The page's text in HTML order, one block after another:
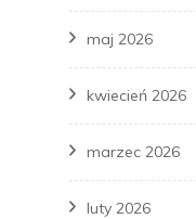
maj 2026
kwiecień 2026
marzec 2026
luty 2026